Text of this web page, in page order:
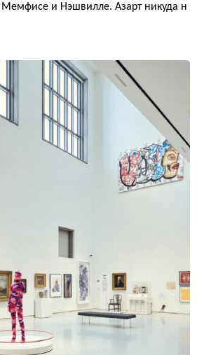
и Нэшвилле. Азарт никуда н